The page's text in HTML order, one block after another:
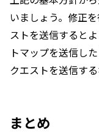
いましょう。修正
ストを送信すると
トマップを送信し
クエストを送信す
まとめ